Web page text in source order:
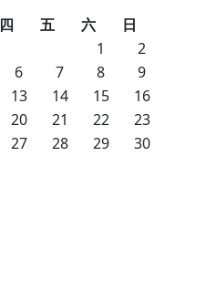
四 五 六
日
1
2
6 7 8
9
13 14 15
16
20 21 22
23
27 28 29
30